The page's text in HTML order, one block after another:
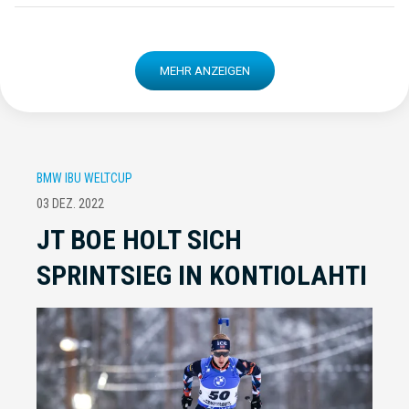
MEHR ANZEIGEN
BMW IBU WELTCUP
03 DEZ. 2022
JT BOE HOLT SICH
SPRINTSIEG IN KONTIOLAHTI